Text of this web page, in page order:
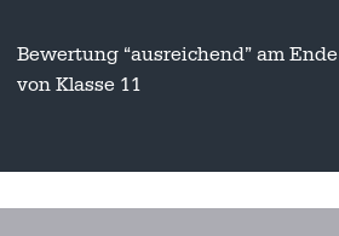
Bewertung “ausreichend” am Ende
von Klasse 11